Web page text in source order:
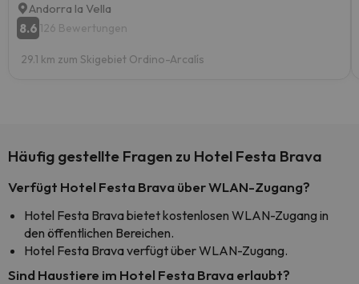
Andorra la Vella
8.6 126 Bewertungen
29.1 km zum Skigebiet Ordino-Arcalís
Häufig gestellte Fragen zu Hotel Festa Brava
Verfügt Hotel Festa Brava über WLAN-Zugang?
Hotel Festa Brava bietet kostenlosen WLAN-Zugang in
den öffentlichen Bereichen.
Hotel Festa Brava verfügt über WLAN-Zugang.
Sind Haustiere im Hotel Festa Brava erlaubt?